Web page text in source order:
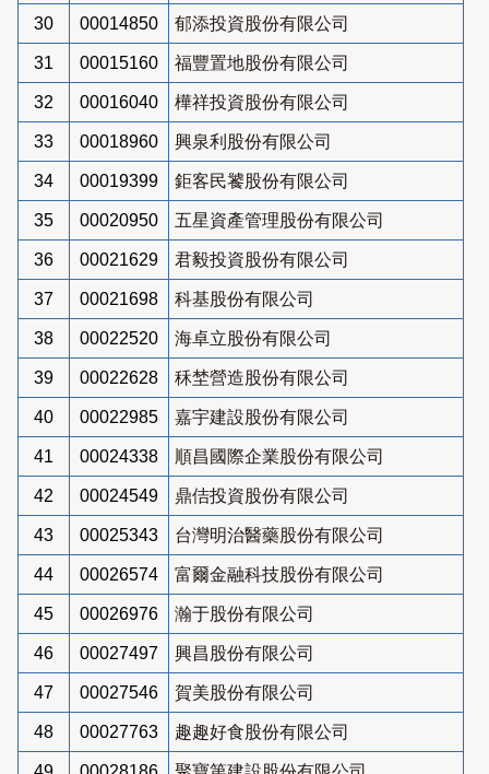
30 00014850 郁添投資股份有限公司
31 00015160 福豐置地股份有限公司
32 00016040 樺祥投資股份有限公司
33 00018960 興泉利股份有限公司
34 00019399 鉅客民饕股份有限公司
35 00020950 五星資產管理股份有限公司
36 00021629 君毅投資股份有限公司
37 00021698 科基股份有限公司
38 00022520 海卓立股份有限公司
39 00022628 秝埜營造股份有限公司
40 00022985 嘉宇建設股份有限公司
41 00024338 順昌國際企業股份有限公司
42 00024549 鼎佶投資股份有限公司
43 00025343 台灣明治醫藥股份有限公司
44 00026574 富爾金融科技股份有限公司
45 00026976 瀚于股份有限公司
46 00027497 興昌股份有限公司
47 00027546 賀美股份有限公司
48 00027763 趣趣好食股份有限公司